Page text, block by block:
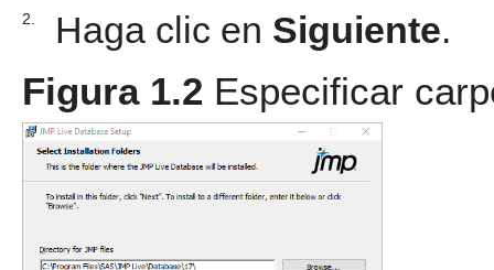
2. Haga clic en Siguiente.
Figura 1.2 Especificar